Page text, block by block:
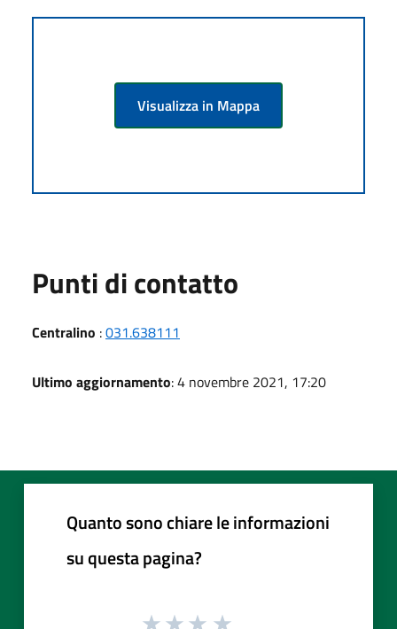
Visualizza in Mappa
Punti di contatto
Centralino :031.638111
Ultimo aggiornamento: 4 novembre 2021, 17:20
Quanto sono chiare le informazioni
su questa pagina?